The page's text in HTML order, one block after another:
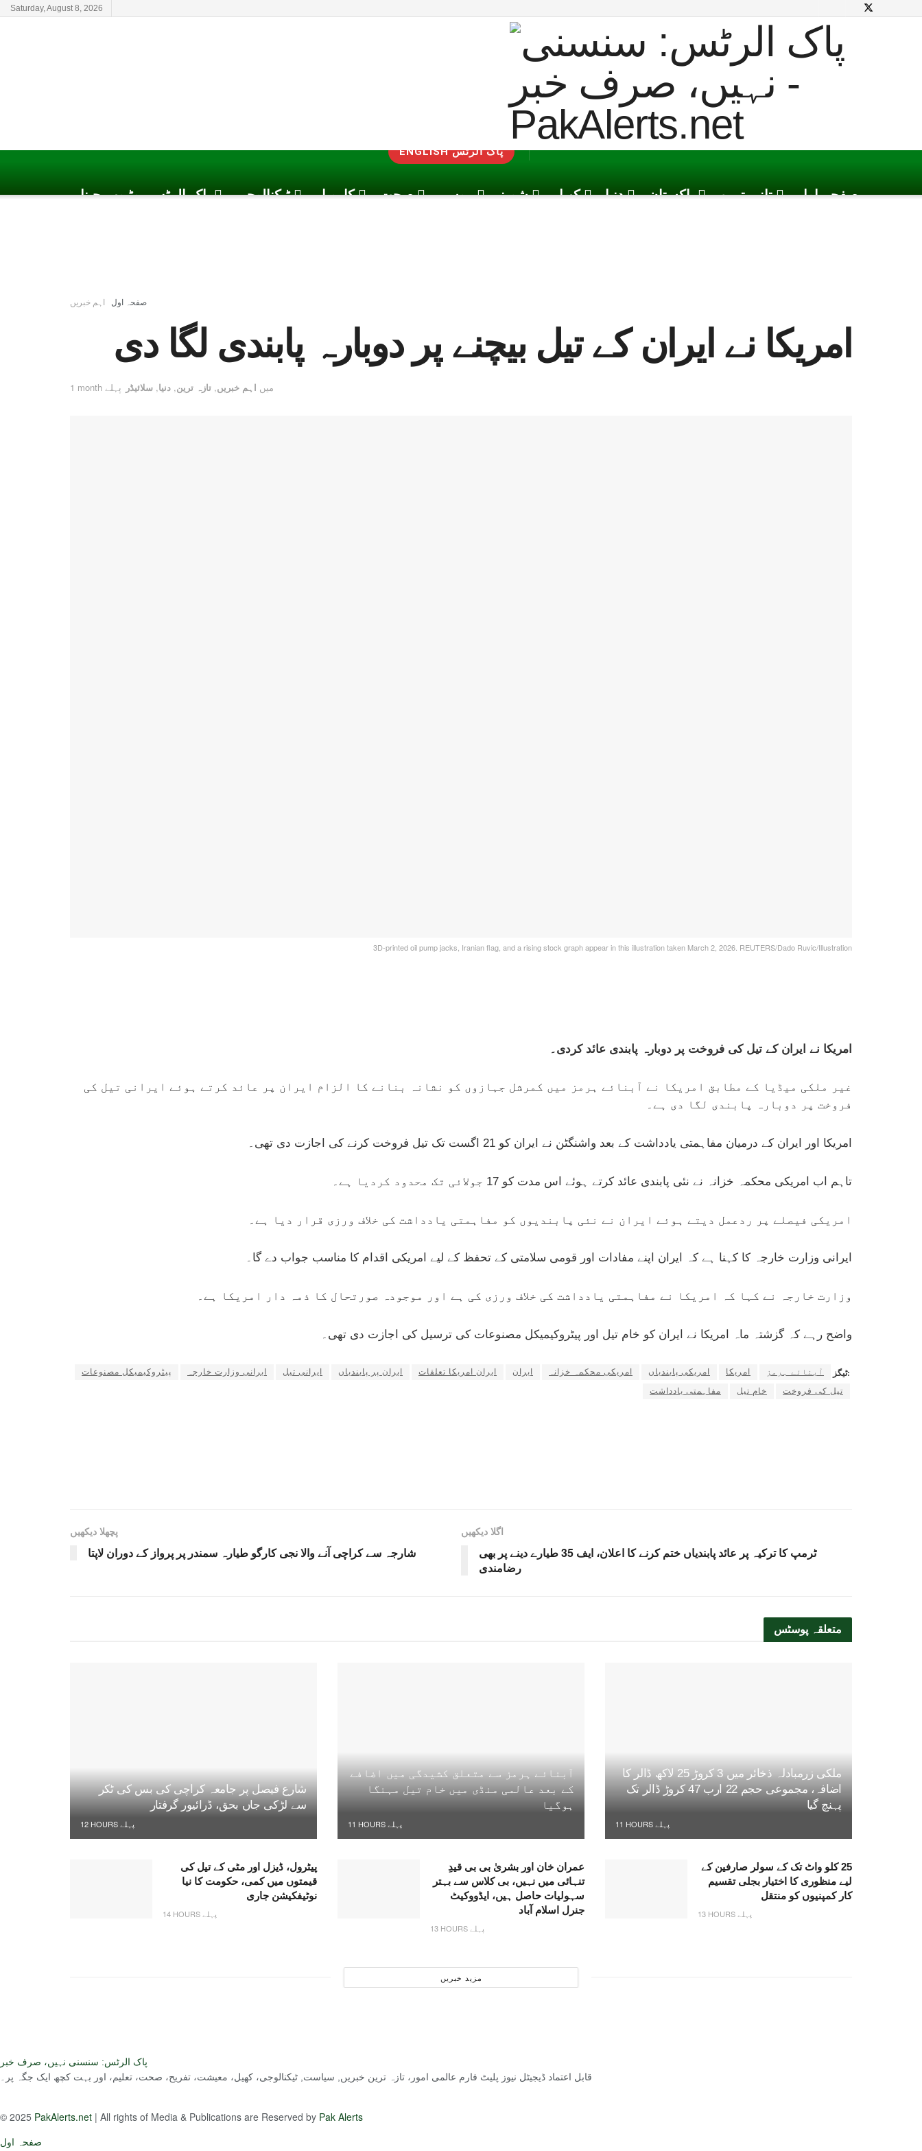
Saturday, August 8, 2026
ENGLISH پاک الرٹس
پاک الرٹس یوٹیوب چینل ٹیکنالوجی کاروبار صحت موسم شوبز کھیل دنیا پاکستان تازہ ترین صفحہ اول
صفحہ اول اہم خبریں
امریکا نے ایران کے تیل بیچنے پر دوبارہ پابندی لگا دی
1 month پہلے میں اہم خبریں, تازہ ترین, دنیا, سلائیڈر
3D-printed oil pump jacks, Iranian flag, and a rising stock graph appear in this illustration taken March 2, 2026. REUTERS/Dado Ruvic/Illustration
امریکا نے ایران کے تیل کی فروخت پر دوبارہ پابندی عائد کردی۔
غیر ملکی میڈیا کے مطابق امریکا نے آبنائے ہرمز میں کمرشل جہازوں کو نشانہ بنانے کا الزام ایران پر عائد کرتے ہوئے ایرانی تیل کی
فروخت پر دوبارہ پابندی لگا دی ہے۔
امریکا اور ایران کے درمیان مفاہمتی یادداشت کے بعد واشنگٹن نے ایران کو 21 اگست تک تیل فروخت کرنے کی اجازت دی تھی۔
تاہم اب امریکی محکمہ خزانہ نے نئی پابندی عائد کرتے ہوئے اس مدت کو 17 جولائی تک محدود کردیا ہے۔
امریکی فیصلے پر ردعمل دیتے ہوئے ایران نے نئی پابندیوں کو مفاہمتی یادداشت کی خلاف ورزی قرار دیا ہے۔
ایرانی وزارت خارجہ کا کہنا ہے کہ ایران اپنے مفادات اور قومی سلامتی کے تحفظ کے لیے امریکی اقدام کا مناسب جواب دے گا۔
وزارت خارجہ نے کہا کہ امریکا نے مفاہمتی یادداشت کی خلاف ورزی کی ہے اور موجودہ صورتحال کا ذمہ دار امریکا ہے۔
واضح رہے کہ گزشتہ ماہ امریکا نے ایران کو خام تیل اور پیٹروکیمیکل مصنوعات کی ترسیل کی اجازت دی تھی۔
ٹیگز: آبنائے ہرمز امریکا امریکی پابندیاں امریکی محکمہ خزانہ ایران ایران امریکا تعلقات ایران پر پابندیاں ایرانی تیل ایرانی وزارت خارجہ
پیٹروکیمیکل مصنوعات
تیل کی فروخت
خام تیل مفاہمتی یادداشت
پچھلا دیکھیں
شارجہ سے کراچی آنے والا نجی کارگو طیارہ سمندر پر پرواز کے دوران لاپتا
اگلا دیکھیں
ٹرمپ کا ترکیہ پر عائد پابندیاں ختم کرنے کا اعلان، ایف 35 طیارے دینے پر بھی
رضامندی
متعلقہ پوسٹس
ملکی زرمبادلہ ذخائر میں 3 کروڑ 25 لاکھ ڈالر کا
اضافہ، مجموعی حجم 22 ارب 47 کروڑ ڈالر تک
پہنچ گیا
11 HOURS پہلے
آبنائے ہرمز سے متعلق کشیدگی میں اضافے
کے بعد عالمی منڈی میں خام تیل مہنگا
ہوگیا
11 HOURS پہلے
شارع فیصل پر جامعہ کراچی کی بس کی ٹکر
سے لڑکی جاں بحق، ڈرائیور گرفتار
12 HOURS پہلے
25 کلو واٹ تک کے سولر صارفین کے
لیے منظوری کا اختیار بجلی تقسیم
کار کمپنیوں کو منتقل
13 HOURS پہلے
عمران خان اور بشریٰ بی بی قیدِ
تنہائی میں نہیں، بی کلاس سے بہتر
سہولیات حاصل ہیں، ایڈووکیٹ
جنرل اسلام آباد
13 HOURS پہلے
پیٹرول، ڈیزل اور مٹی کے تیل کی
قیمتوں میں کمی، حکومت کا نیا
نوٹیفکیشن جاری
14 HOURS پہلے
مزید خبریں
پاک الرٹس: سنسنی نہیں، صرف خبر
قابل اعتماد ڈیجیٹل نیوز پلیٹ فارم عالمی امور، تازہ ترین خبریں, سیاست, ٹیکنالوجی، کھیل، معیشت، تفریح، صحت، تعلیم، اور بہت کچھ ایک جگہ پر۔
© 2025 PakAlerts.net | All rights of Media & Publications are Reserved by Pak Alerts
صفحہ اول